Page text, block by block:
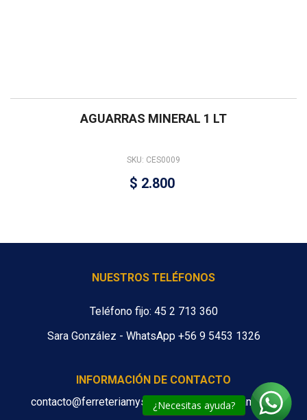
¿Necesitas ayuda?
AGUARRAS MINERAL 1 LT
SKU: CES0009
$ 2.800
NUESTROS TELÉFONOS
Teléfono fijo: 45 2 713 360
Sara González - WhatsApp +56 9 5453 1326
INFORMACIÓN DE CONTACTO
contacto@ferreteriamys.cl ventas@ferreteriamys.cl